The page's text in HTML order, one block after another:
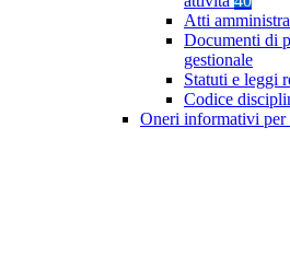
Atti
Documenti di
gestionale
Statuti e leggi
Codice
Oneri informativi per